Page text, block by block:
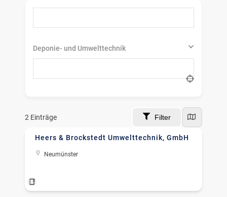
Deponie- und Umwelttechnik
2 Einträge Filter
Heers & Brockstedt Umwelttechnik, GmbH
Neumünster